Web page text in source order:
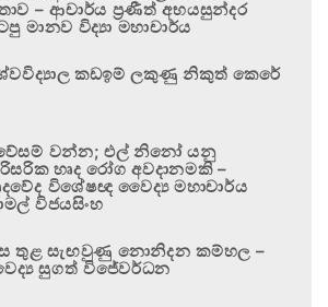
– ආචාර්ය ප්‍රණීත් අභයසුන්දර
මානව විද්‍යා මහාචාර්ය
කඩඉම් ලකුණු නිකුත් කෙරේ
වන්න; එල් නිනෝ යනු
හෘද රෝග අවදානමකි –
විශේෂඥ වෛද්‍ය මහාචාර්ය
විජයසිංහ
තුළ සැඟවුණු නොනිදන කම්හල –
සුගත් විජේවර්ධන